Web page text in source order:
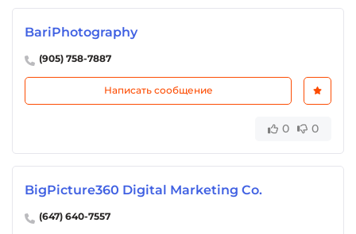
BariPhotography
(905) 758-7887
Написать сообщение
0 0
BigPicture360 Digital Marketing Co.
(647) 640-7557